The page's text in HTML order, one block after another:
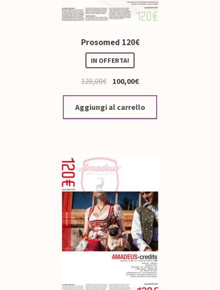
Prosomed 120€
IN OFFERTA!
120,00€ 100,00€
Aggiungi al carrello